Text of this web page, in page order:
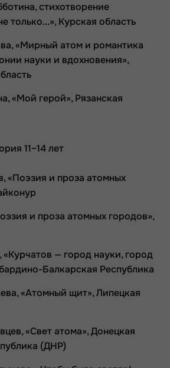
стихотворение
только...», Курская область
«Мирный атом и романтика
науки и вдохновения»,
«Мой герой», Рязанская
11–14 лет
«Поэзия и проза атомных
и проза атомных городов»,
— город науки, город
Балкарская Республика
«Атомный щит», Липецкая
«Свет атома», Донецкая
(ДНР)